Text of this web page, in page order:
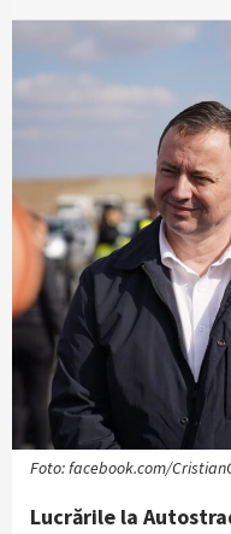
Foto: facebook.com/
Lucrările la